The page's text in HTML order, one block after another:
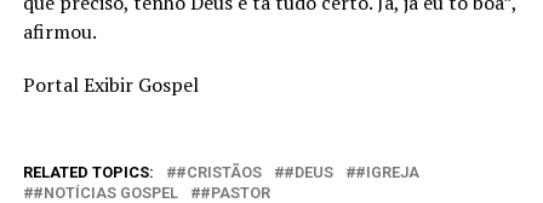
afirmou.
Portal Exibir Gospel
RELATED TOPICS: #CRISTÃOS #DEUS
#IGREJA
#NOTÍCIAS GOSPEL
#PASTOR